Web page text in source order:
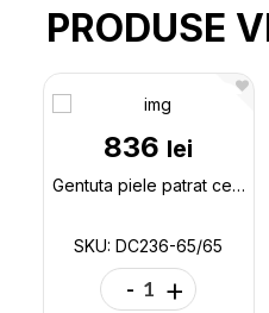
PRODUSE
836 lei
Gentuta piele patrat ceas (25x25x8) DC236-65/65
SKU: DC236-65/65
- +